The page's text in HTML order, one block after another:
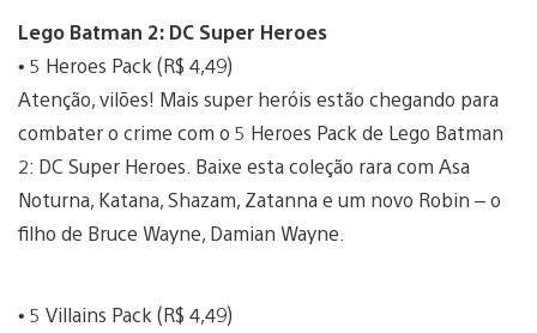
Lego Batman 2: DC Super Heroes
• 5 Heroes Pack (R$ 4,49)
Atenção, vilões! Mais super heróis estão chegando para
combater o crime com o 5 Heroes Pack de Lego Batman
2: DC Super Heroes. Baixe esta coleção rara com Asa
Noturna, Katana, Shazam, Zatanna e um novo Robin – o
filho de Bruce Wayne, Damian Wayne.
• 5 Villains Pack (R$ 4,49)